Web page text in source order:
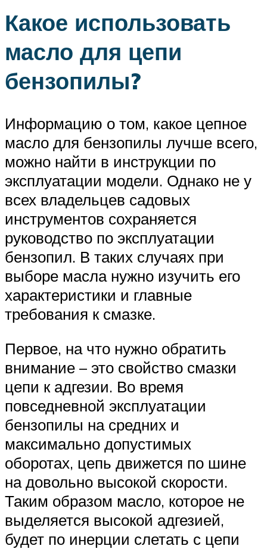
Какое использовать
масло для цепи
бензопилы?
Информацию о том, какое цепное
масло для бензопилы лучше всего,
можно найти в инструкции по
эксплуатации модели. Однако не у
всех владельцев садовых
инструментов сохраняется
руководство по эксплуатации
бензопил. В таких случаях при
выборе масла нужно изучить его
характеристики и главные
требования к смазке.
Первое, на что нужно обратить
внимание – это свойство смазки
цепи к адгезии. Во время
повседневной эксплуатации
бензопилы на средних и
максимально допустимых
оборотах, цепь движется по шине
на довольно высокой скорости.
Таким образом масло, которое не
выделяется высокой адгезией,
будет по инерции слетать с цепи